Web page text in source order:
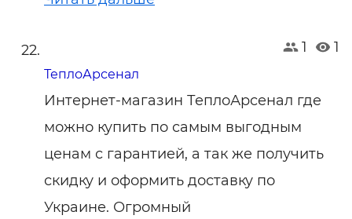
1 1
ТеплоАрсенал
Интернет-магазин ТеплоАрсенал где
можно купить по самым выгодным
ценам с гарантией, а так же получить
скидку и оформить доставку по
Украине. Огромный